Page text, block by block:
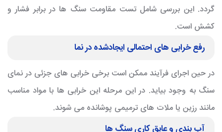
گردد. این بررسی شامل تست مقاومت سنگ ها در برابر فشار و
کشش است.
رفع خرابی های احتمالی ایجادشده در نما
در حین اجرای فرآیند ممکن است برخی خرابی های جزئی در نمای
سنگ به وجود بیاید. در این مرحله این خرابی ها با مواد مناسب
مانند رزین یا ملات های ترمیمی پوشانده می شوند.
آب بندی و عایق کاری سنگ ها